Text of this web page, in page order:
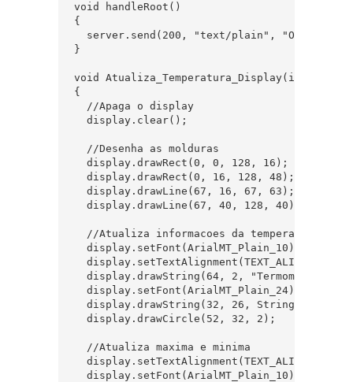
void handleRoot()
{
server.send(200, "text/plain", "Oi! Aqui
}
void Atualiza_Temperatura_Display(int
{
  //Apaga o display
  display.clear();
  //Desenha as molduras
  display.drawRect(0, 0, 128, 16);
  display.drawRect(0, 16, 128, 48);
  display.drawLine(67, 16, 67, 63);
  display.drawLine(67, 40, 128, 40);
  //Atualiza informacoes da temperatura
  display.setFont(ArialMT_Plain_10);
display.drawString(64, 2, "Termometro IoT
  display.setFont(ArialMT_Plain_24);
display.drawString(32, 26,
  display.drawCircle(52, 32, 2);
  //Atualiza maxima e minima
  display.setTextAlignment(TEXT_ALIGN_LEFT);
  display.setFont(ArialMT_Plain_10);